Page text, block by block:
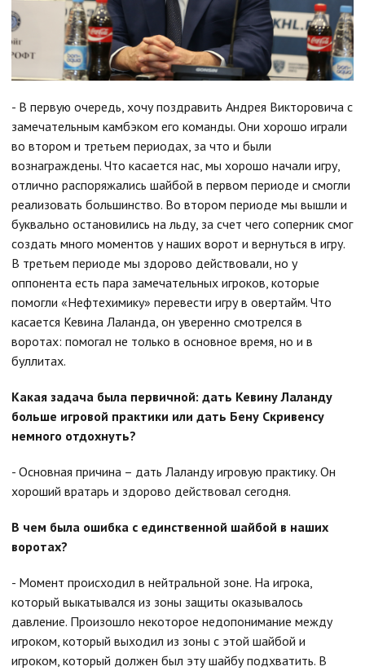
- В первую очередь, хочу поздравить Андрея Викторовича с
замечательным камбэком его команды. Они хорошо играли
во втором и третьем периодах, за что и были
вознаграждены. Что касается нас, мы хорошо начали игру,
отлично распоряжались шайбой в первом периоде и смогли
реализовать большинство. Во втором периоде мы вышли и
буквально остановились на льду, за счет чего соперник смог
создать много моментов у наших ворот и вернуться в игру.
В третьем периоде мы здорово действовали, но у
оппонента есть пара замечательных игроков, которые
помогли «Нефтехимику» перевести игру в овертайм. Что
касается Кевина Лаланда, он уверенно смотрелся в
воротах: помогал не только в основное время, но и в
буллитах.
Какая задача была первичной: дать Кевину Лаланду
больше игровой практики или дать Бену Скривенсу
немного отдохнуть?
- Основная причина – дать Лаланду игровую практику. Он
хороший вратарь и здорово действовал сегодня.
В чем была ошибка с единственной шайбой в наших
воротах?
- Момент происходил в нейтральной зоне. На игрока,
который выкатывался из зоны защиты оказывалось
давление. Произошло некоторое недопонимание между
игроком, который выходил из зоны с этой шайбой и
игроком, который должен был эту шайбу подхватить. В